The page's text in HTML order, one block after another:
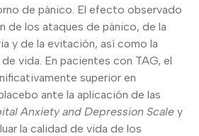
de pánico. El efecto observado
de los ataques de pánico, de la
y de la evitación, así como la
vida. En pacientes con TAG, el
superior en
ante la aplicación de las
Anxiety and Depression Scale y
la calidad de vida de los